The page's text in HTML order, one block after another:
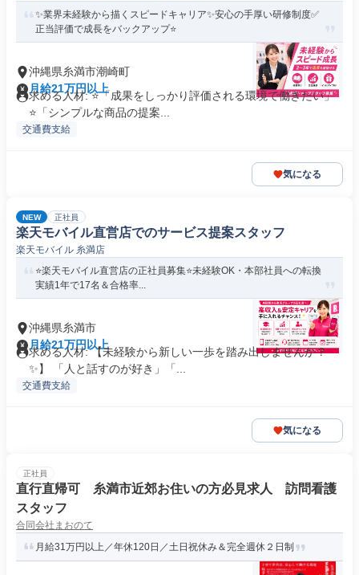
✨業界未経験から描くスピードキャリア✨安心の手厚い研修制度✅
正当評価で成長をバックアップ⭐
沖縄県糸満市潮崎町
月給21万円以上
求める人材: ⭐「成果をしっかり評価される環境で働きたい」
⭐「シンプルな商品の提案...
交通費支給
気になる
NEW 正社員
楽天モバイル直営店でのサービス提案スタッフ
楽天モバイル 糸満店
⭐️楽天モバイル直営店の正社員募集⭐️未経験OK・本部社員への転換
実績1年で17名＆合格率...
沖縄県糸満市
月給21万円以上
求める人材: 【未経験から新しい一歩を踏み出しませんか？
✨】 「人と話すのが好き」「...
交通費支給
気になる
正社員
直行直帰可 糸満市近郊お住いの方必見求人 訪問看護
スタッフ
合同会社まおのて
月給31万円以上／年休120日／土日祝休み＆完全週休２日制